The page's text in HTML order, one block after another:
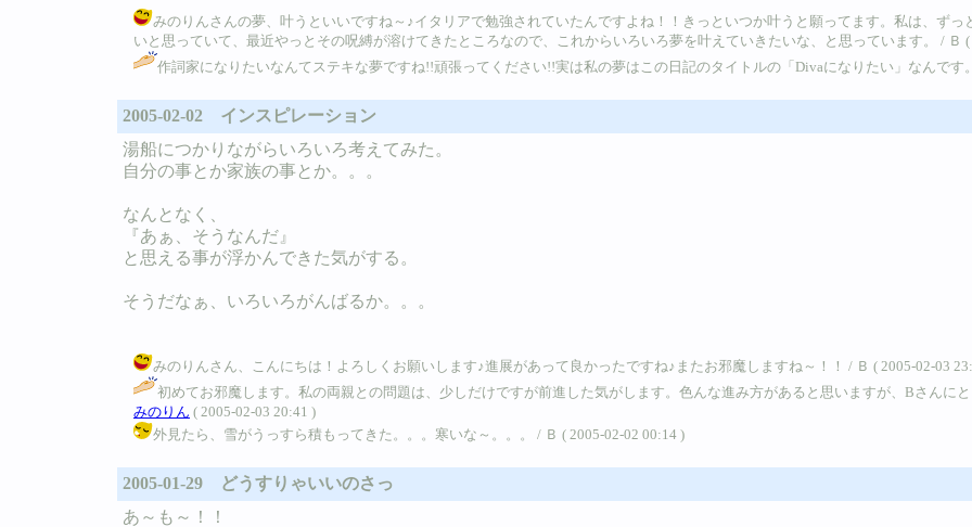
みのりんさんの夢、叶うといいですね～♪イタリアで勉強されていたんですよね！！きっといつか叶うと願ってます。私は、ず
いと思っていて、最近やっとその呪縛が溶けてきたところなので、これからいろいろ夢を叶えていきたいな、と思っています。 / Ｂ (
作詞家になりたいなんてステキな夢ですね!!頑張ってください!!実は私の夢はこの日記のタイトルの「Divaになりたい」なんです
2005-02-02 インスピレーション
湯船につかりながらいろいろ考えてみた。
自分の事とか家族の事とか。。。
なんとなく、
『あぁ、そうなんだ』
と思える事が浮かんできた気がする。
そうだなぁ、いろいろがんばるか。。。
みのりんさん、こんにちは！よろしくお願いします♪進展があって良かったですね♪またお邪魔しますね～！！ / Ｂ ( 2005-02-03
初めてお邪魔します。私の両親との問題は、少しだけですが前進した気がします。色んな進み方があると思いますが、Bさんに
みのりん ( 2005-02-03 20:41 )
外見たら、雪がうっすら積もってきた。。。寒いな～。。。 / Ｂ ( 2005-02-02 00:14 )
2005-01-29 どうすりゃいいのさっ
あ～も～！！